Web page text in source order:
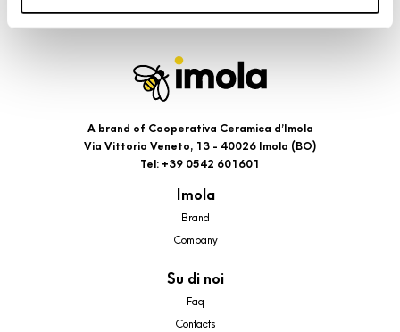
banner comporterà il permanere dei soli cookie tecnici ed
comunque modificare le tue scelte in qualsiasi momento,
accedendo al link presente nel footer.
A brand of Cooperativa Ceramica d’Imola
Via Vittorio Veneto, 13 - 40026 Imola (BO)
Tel: +39 0542 601601
Imola
Brand
Company
Su di noi
Faq
Contacts